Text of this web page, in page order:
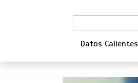
Datos Calientes